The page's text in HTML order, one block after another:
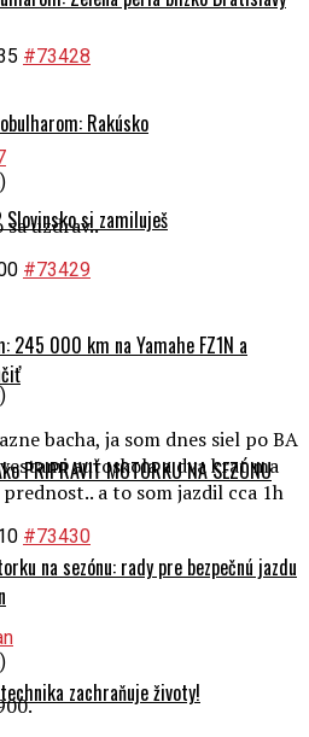
Rakúsko
si zamiluješ
245 000 km na Yamahe FZ1N a
PRIPRAVIŤ MOTORKU NA SEZÓNU
na sezónu: rady pre bezpečnú jazdu
zachraňuje životy!
#73428
uzdrav..
#73429
bacha, ja som dnes siel po BA
autoskola a dva krat ma
a to som jazdil cca 1h
#73430